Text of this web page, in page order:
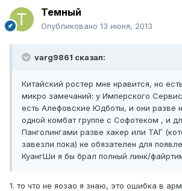
Темный
Опубликовано 13 июня, 2013
varg9861 сказал:
Китайский ростер мне нравится, но
микро замечаний: у Имперского
есть Алефовские Юдботы, и они разве
одной комбат группе с Софотеком , и
Панголингами разве хакер или ТАГ
завезли пока) не обязателен для
КуангШи я бы брал полный линк/
1. то что не яозао я знаю, это ошибка в